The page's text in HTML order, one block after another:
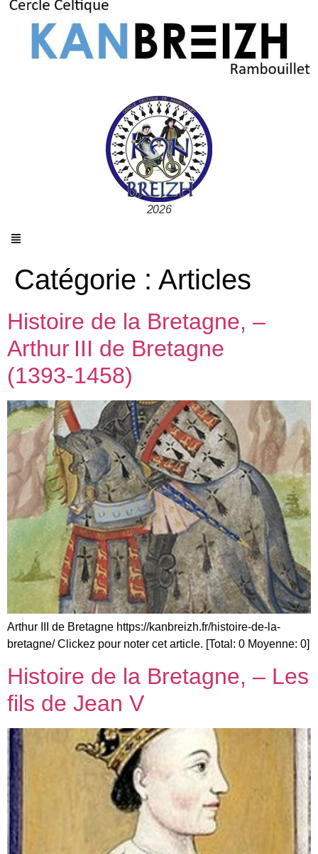
2026
Catégorie : Articles
Histoire de la Bretagne, –
Arthur III de Bretagne
(1393‑1458)
Arthur III de Bretagne https://kanbreizh.fr/histoire-de-la-
bretagne/ Clickez pour noter cet article. [Total: 0 Moyenne: 0]
Histoire de la Bretagne, – Les
fils de Jean V